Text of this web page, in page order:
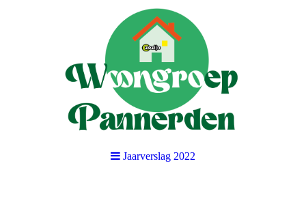
Jaarverslag 2022